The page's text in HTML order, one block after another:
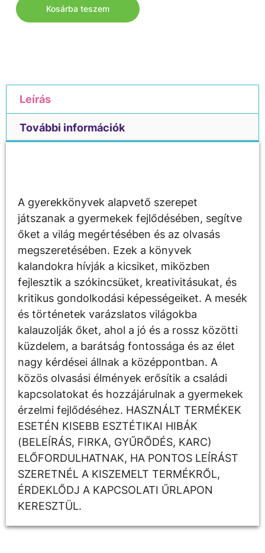
Kosárba teszem
Leírás
További információk
A gyerekkönyvek alapvető szerepet
játszanak a gyermekek fejlődésében, segítve
őket a világ megértésében és az olvasás
megszeretésében. Ezek a könyvek
kalandokra hívják a kicsiket, miközben
fejlesztik a szókincsüket, kreativitásukat, és
kritikus gondolkodási képességeiket. A mesék
és történetek varázslatos világokba
kalauzolják őket, ahol a jó és a rossz közötti
küzdelem, a barátság fontossága és az élet
nagy kérdései állnak a középpontban. A
közös olvasási élmények erősítik a családi
kapcsolatokat és hozzájárulnak a gyermekek
érzelmi fejlődéséhez. HASZNÁLT TERMÉKEK
ESETÉN KISEBB ESZTÉTIKAI HIBÁK
(BELEÍRÁS, FIRKA, GYŰRŐDÉS, KARC)
ELŐFORDULHATNAK, HA PONTOS LEÍRÁST
SZERETNÉL A KISZEMELT TERMÉKRŐL,
ÉRDEKLŐDJ A KAPCSOLATI ŰRLAPON
KERESZTÜL.